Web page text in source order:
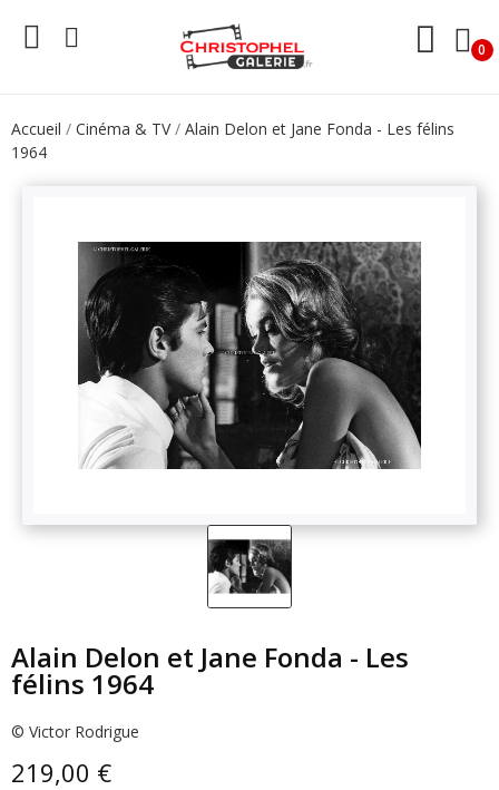
0
Accueil Cinéma & TV
Alain Delon et Jane Fonda - Les félins
1964
Alain Delon et Jane Fonda - Les
félins 1964
© Victor Rodrigue
219,00 €